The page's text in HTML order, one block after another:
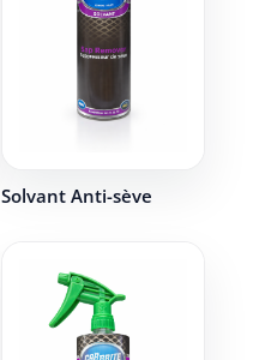
Solvant Anti-sève